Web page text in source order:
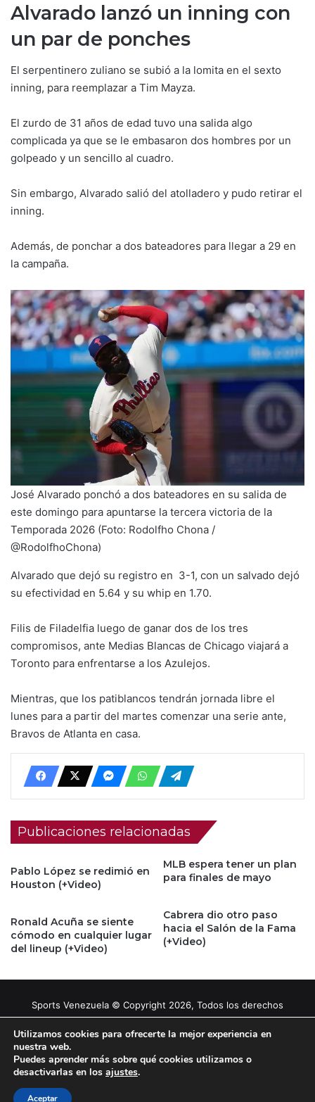
Alvarado lanzó un inning con
un par de ponches
El serpentinero zuliano se subió a la lomita en el sexto
inning, para reemplazar a Tim Mayza.
El zurdo de 31 años de edad tuvo una salida algo
complicada ya que se le embasaron dos hombres por un
golpeado y un sencillo al cuadro.
Sin embargo, Alvarado salió del atolladero y pudo retirar el
inning.
Además, de ponchar a dos bateadores para llegar a 29 en
la campaña.
José Alvarado ponchó a dos bateadores en su salida de
este domingo para apuntarse la tercera victoria de la
Temporada 2026 (Foto: Rodolfho Chona /
@RodolfhoChona)
Alvarado que dejó su registro en 3-1, con un salvado dejó
su efectividad en 5.64 y su whip en 1.70.
Filis de Filadelfia luego de ganar dos de los tres
compromisos, ante Medias Blancas de Chicago viajará a
Toronto para enfrentarse a los Azulejos.
Mientras, que los patiblancos tendrán jornada libre el
lunes para a partir del martes comenzar una serie ante,
Bravos de Atlanta en casa.
Publicaciones relacionadas
Pablo López se redimió en
Houston (+Video)
MLB espera tener un plan
para finales de mayo
Ronald Acuña se siente
cómodo en cualquier lugar
del lineup (+Video)
Cabrera dio otro paso
hacia el Salón de la Fama
(+Video)
Sports Venezuela © Copyright 2026, Todos los derechos
reservados |
Tema gestionado por Caissa Agency
Facebook
X YouTubeInstagram
Utilizamos cookies para ofrecerte la mejor experiencia en
nuestra web.
Puedes aprender más sobre qué cookies utilizamos o
desactivarlas en los ajustes.
Aceptar